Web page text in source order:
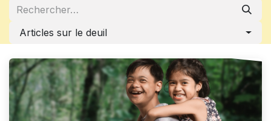
Articles sur le deuil